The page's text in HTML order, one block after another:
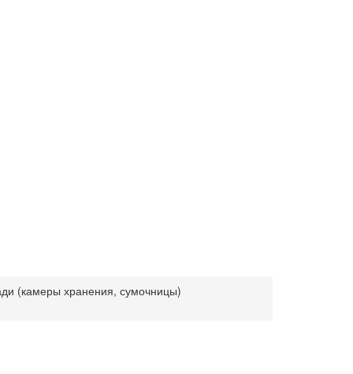
(камеры хранения, сумочницы)